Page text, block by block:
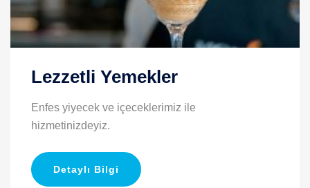
Lezzetli Yemekler
Enfes yiyecek ve içeceklerimiz ile
hizmetinizdeyiz.
Detaylı Bilgi